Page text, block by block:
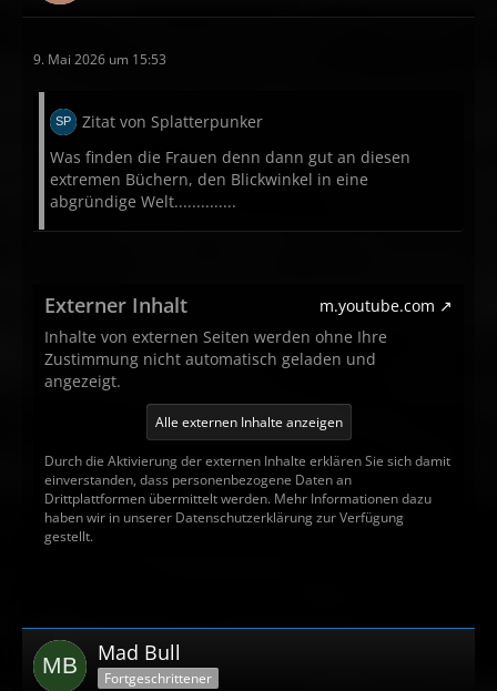
9. Mai 2026 um 15:53
Zitat von Splatterpunker
Was finden die Frauen denn dann gut an diesen
extremen Büchern, den Blickwinkel in eine
abgründige Welt..............
Externer Inhalt
m.youtube.com
Inhalte von externen Seiten werden ohne Ihre
Zustimmung nicht automatisch geladen und
angezeigt.
Alle externen Inhalte anzeigen
Durch die Aktivierung der externen Inhalte erklären Sie sich damit
einverstanden, dass personenbezogene Daten an
Drittplattformen übermittelt werden. Mehr Informationen dazu
haben wir in unserer Datenschutzerklärung zur Verfügung
gestellt.
Mad Bull
Fortgeschrittener